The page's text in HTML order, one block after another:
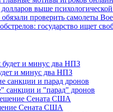
выше
проверить самолеты
государство ищет
и минус два НПЗ
санкции и "парад" дронов
Сената США